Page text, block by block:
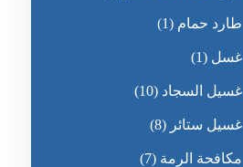
طارد حمام (1)
غسل (1)
غسيل السجاد (10)
غسيل ستائر (8)
مكافحة الرمة (7)